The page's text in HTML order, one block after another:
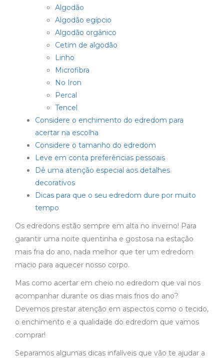
Algodão
Algodão egípcio
Algodão orgânico
Cetim de algodão
Linho
Microfibra
No Iron
Percal
Tencel
Considere o enchimento do edredom para
acertar na escolha
Considere o tamanho do edredom
Leve em conta preferências pessoais
Dê uma atenção especial aos detalhes
decorativos
Dicas para que o seu edredom dure por muito
tempo
Os edredons estão sempre em alta no inverno! Para
garantir uma noite quentinha e gostosa na estação
mais fria do ano, nada melhor que ter um edredom
macio para aquecer nosso corpo.
Mas como acertar em cheio no edredom que vai nos
acompanhar durante os dias mais frios do ano?
Devemos prestar atenção em aspectos como o tecido,
o enchimento e a qualidade do edredom que vamos
comprar!
Separamos algumas dicas infalíveis que vão te ajudar a